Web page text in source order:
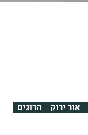
אור ירוק הרוגים